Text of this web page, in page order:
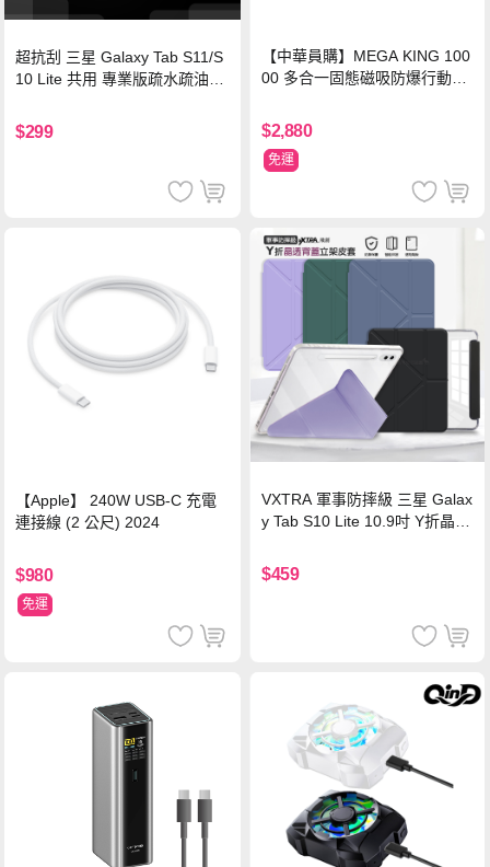
超抗刮 三星 Galaxy Tab S11/S
10 Lite 共用 專業版疏水疏油9H
$299
【中華員購】MEGA KING 100
00 多合一固態磁吸防爆行動電
$2,880
免運
【Apple】 240W USB-C 充電
連接線 (2 公尺) 2024
$980
免運
VXTRA 軍事防摔級 三星 Galax
y Tab S10 Lite 10.9吋 Y折晶透
$459